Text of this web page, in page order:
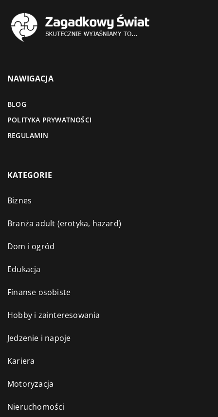
NAWIGACJA
BLOG
POLITYKA PRYWATNOŚCI
REGULAMIN
KATEGORIE
Biznes
Branża adult (erotyka, hazard)
Dom i ogród
Edukacja
Finanse osobiste
Hobby i zainteresowania
Jedzenie i napoje
Kariera
Motoryzacja
Nieruchomości